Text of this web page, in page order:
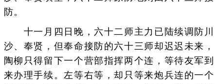
防。
十一月四日晚，六十二师主力已陆续调防川
沙、奉贤，但奉命接防的六十三师却迟迟未来，
陶柳只得留下一个营部指挥两个连，等待友军到
来办理手续。左等右等，却只等来炮兵连的一个